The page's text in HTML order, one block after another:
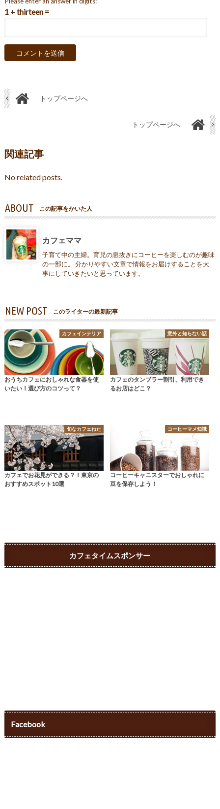
1 + thirteen =
トップページへ
トップページへ
関連記事
No related posts.
ABOUT この記事をかいた人
カフェママ
子育て中の主婦。育児の息抜きにコーヒーを楽しむのが趣味
の一部に。 分かりやすい文章で情報をお届けすることを大
事にしていきたいと思っています。
NEW POST このライターの最新記事
カフェインテリア
おうちカフェにおしゃれな食器を使
いたい！選び方のコツって？
意外と知らない話
カフェのタンブラー割引、利用でき
るお店はどこ？
旬なカフェねた
カフェでお花見ができる？！東京の
おすすめスポット10選
コーヒーマメ知識
コーヒーキャニスターでおしゃれに
豆を保存しよう！
カフェタイムスポンサー
Facebook